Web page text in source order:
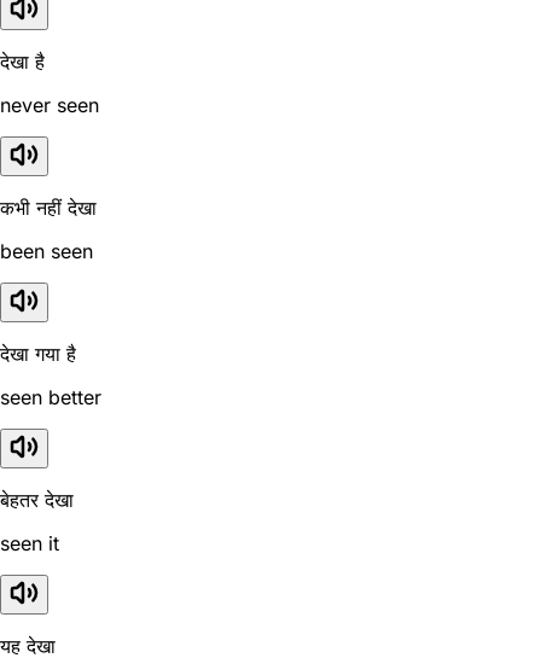
देखा है
never seen
कभी नहीं देखा
been seen
देखा गया है
seen better
बेहतर देखा
seen it
यह देखा